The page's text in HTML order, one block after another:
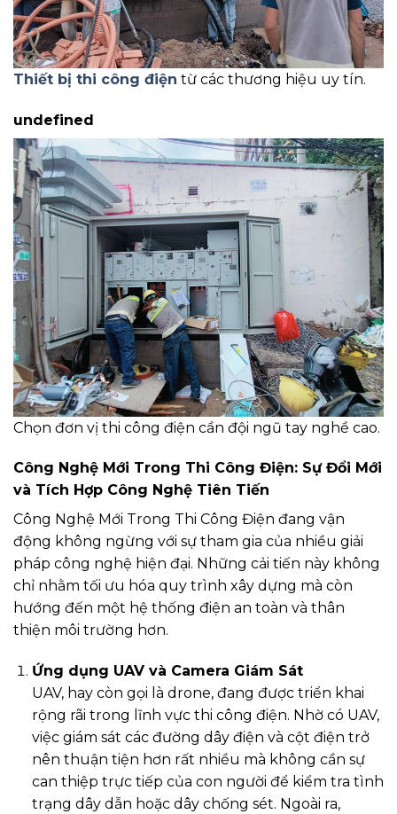
Thiết bị thi công điện từ các thương hiệu uy tín.
undefined
Chọn đơn vị thi công điện cần đội ngũ tay nghề cao.
Công Nghệ Mới Trong Thi Công Điện: Sự Đổi Mới
và Tích Hợp Công Nghệ Tiên Tiến
Công Nghệ Mới Trong Thi Công Điện đang vận
động không ngừng với sự tham gia của nhiều giải
pháp công nghệ hiện đại. Những cải tiến này không
chỉ nhằm tối ưu hóa quy trình xây dựng mà còn
hướng đến một hệ thống điện an toàn và thân
thiện môi trường hơn.
Ứng dụng UAV và Camera Giám Sát
UAV, hay còn gọi là drone, đang được triển khai
rộng rãi trong lĩnh vực thi công điện. Nhờ có UAV,
việc giám sát các đường dây điện và cột điện trở
nên thuận tiện hơn rất nhiều mà không cần sự
can thiệp trực tiếp của con người để kiểm tra tình
trạng dây dẫn hoặc dây chống sét. Ngoài ra,